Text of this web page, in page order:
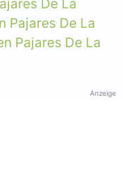
De La
Pajares De La
Pajares De La
Anzeige